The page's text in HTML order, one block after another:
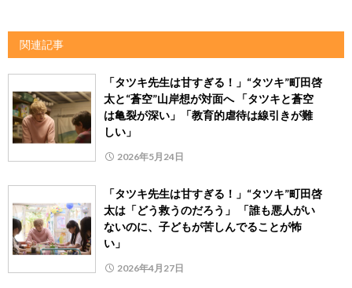
関連記事
「タツキ先生は甘すぎる！」“タツキ”町田啓
太と“蒼空”山岸想が対面へ 「タツキと蒼空
は亀裂が深い」「教育的虐待は線引きが難
しい」
2026年5月24日
「タツキ先生は甘すぎる！」“タツキ”町田啓
太は「どう救うのだろう」 「誰も悪人がい
ないのに、子どもが苦しんでることが怖
い」
2026年4月27日